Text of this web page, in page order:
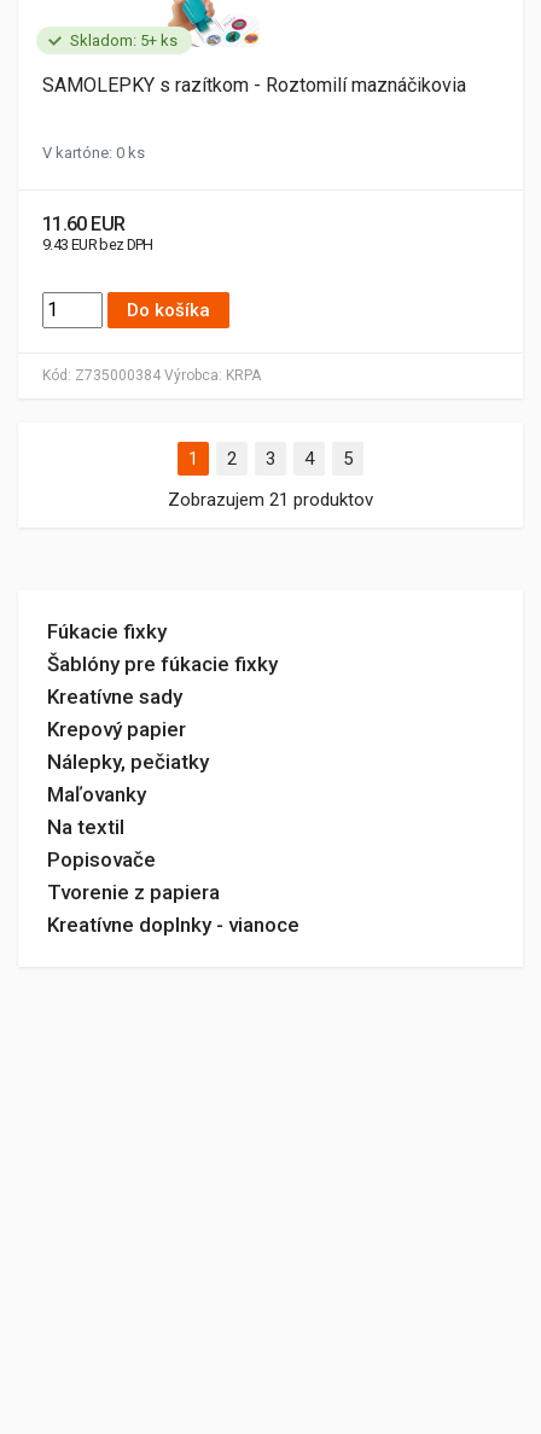
Fúkacie fixky
Šablóny pre fúkacie fixky
Kreatívne sady
Krepový papier
Nálepky, pečiatky
Maľovanky
Na textil
Popisovače
Tvorenie z papiera
Kreatívne doplnky - vianoce
Skladom: 5+ ks
Kód: Z735000384 Výrobca: KRPA
SAMOLEPKY s razítkom - Roztomilí maznáčikovia
V kartóne: 0 ks
11.60 EUR
9.43 EUR bez DPH
Do košíka
1 2 3 4
5
Zobrazujem 21 produktov